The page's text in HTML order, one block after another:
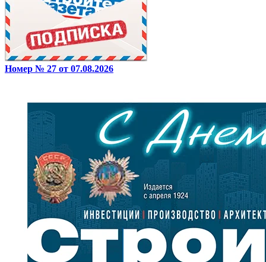
Номер № 27 от 07.08.2026